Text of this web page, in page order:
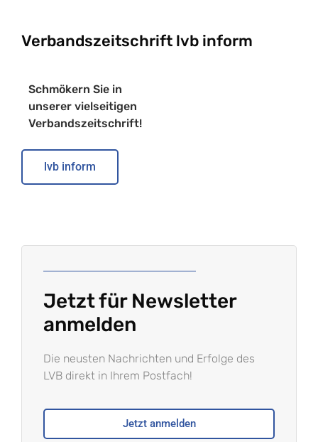
Verbandszeitschrift lvb inform
Schmökern Sie in
unserer vielseitigen
Verbandszeitschrift!
lvb inform
Jetzt für Newsletter
anmelden
Die neusten Nachrichten und Erfolge des
LVB direkt in Ihrem Postfach!
Jetzt anmelden